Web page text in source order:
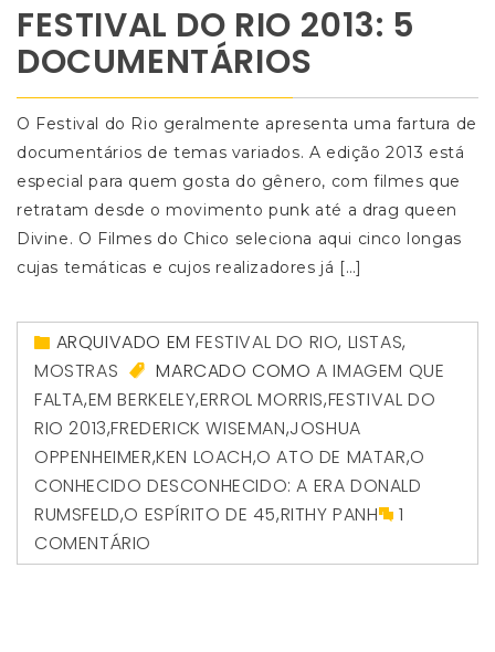
FESTIVAL DO RIO 2013: 5
DOCUMENTÁRIOS
O Festival do Rio geralmente apresenta uma fartura de
documentários de temas variados. A edição 2013 está
especial para quem gosta do gênero, com filmes que
retratam desde o movimento punk até a drag queen
Divine. O Filmes do Chico seleciona aqui cinco longas
cujas temáticas e cujos realizadores já […]
ARQUIVADO EMFESTIVAL DO RIO, LISTAS,
MOSTRAS
MARCADO COMOA IMAGEM QUE
FALTA,EM BERKELEY,ERROL MORRIS,FESTIVAL DO
RIO 2013,FREDERICK WISEMAN,JOSHUA
OPPENHEIMER,KEN LOACH,O ATO DE MATAR,O
CONHECIDO DESCONHECIDO: A ERA DONALD
RUMSFELD,O ESPÍRITO DE 45,RITHY PANH
1
COMENTÁRIO